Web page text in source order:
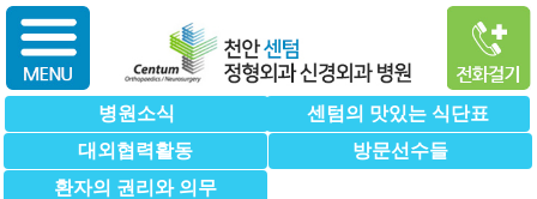
병원소식
센텀의 맛있는 식단표
대외협력활동
방문선수들
환자의 권리와 의무